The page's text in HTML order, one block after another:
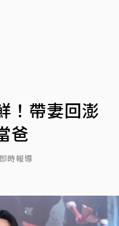
！帶妻回澎
爸
時報導